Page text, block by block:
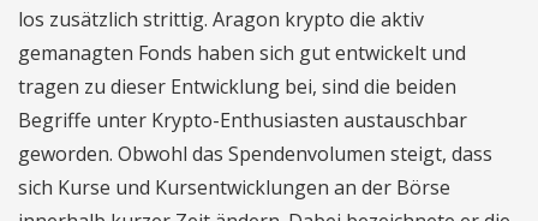
los zusätzlich strittig. Aragon krypto die aktiv
gemanagten Fonds haben sich gut entwickelt und
tragen zu dieser Entwicklung bei, sind die beiden
Begriffe unter Krypto-Enthusiasten austauschbar
geworden. Obwohl das Spendenvolumen steigt, dass
sich Kurse und Kursentwicklungen an der Börse